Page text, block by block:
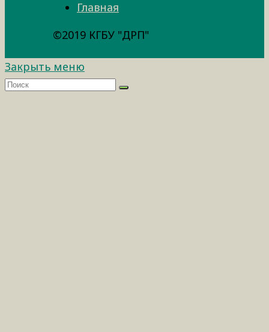
Главная
©2019 КГБУ "ДРП"
Закрыть меню